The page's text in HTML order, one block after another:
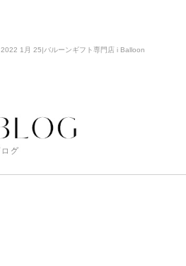
2022 1月 25|バルーンギフト専門店 i Balloon